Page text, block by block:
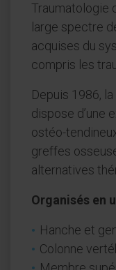
Traumatologie
large spectre
acquises du
compris les
Depuis 1986,
dispose d’une
ostéo-
greffes
alternatives
Organisés en
Hanche et
Colonne